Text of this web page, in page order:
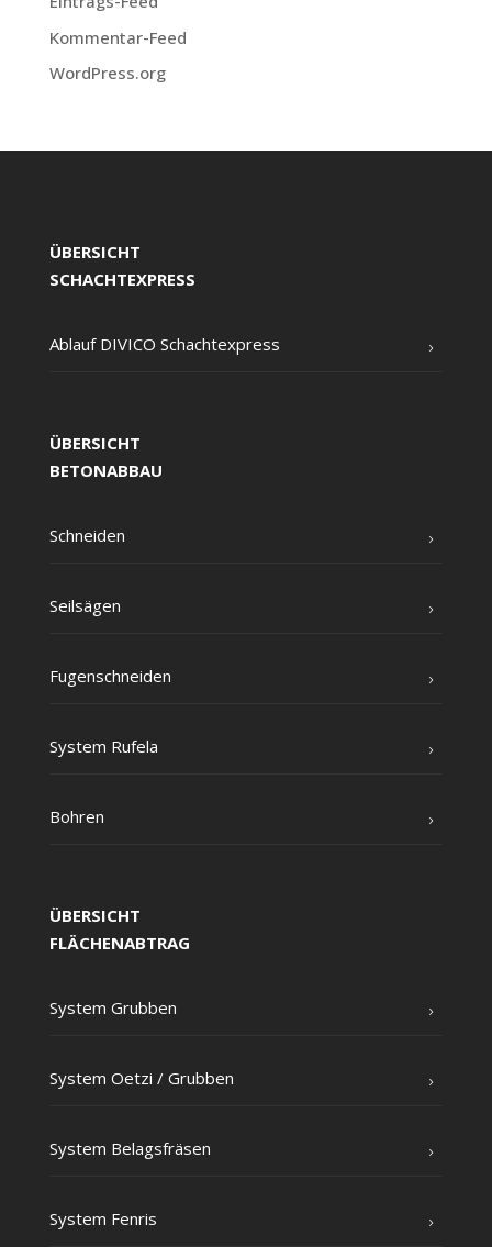
Kommentar-Feed
WordPress.org
ÜBERSICHT
SCHACHTEXPRESS
Ablauf DIVICO Schachtexpress
ÜBERSICHT
BETONABBAU
Schnei­den
Seil­sä­gen
Fugen­schnei­den
Sys­tem Rufela
Boh­ren
ÜBERSICHT
FLÄCHENABTRAG
Sys­tem Grubben
Sys­tem Oet­zi /​ Grub­ben
Sys­tem Belagsfräsen
Sys­tem Fenris